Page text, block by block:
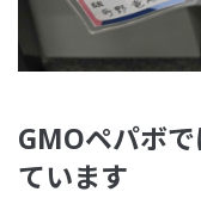
GMOペパボ
ています